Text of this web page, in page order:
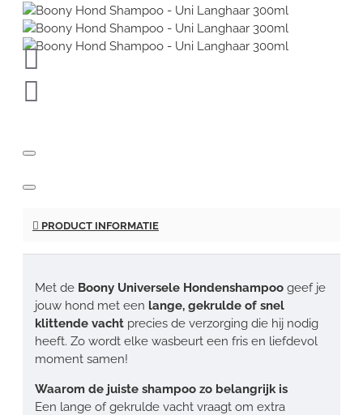
PRODUCT INFORMATIE
Met de Boony Universele Hondenshampoo geef je
jouw hond met een lange, gekrulde of snel
klittende vacht precies de verzorging die hij nodig
heeft. Zo wordt elke wasbeurt een fris en liefdevol
moment samen!
Waarom de juiste shampoo zo belangrijk is
Een lange of gekrulde vacht vraagt om extra